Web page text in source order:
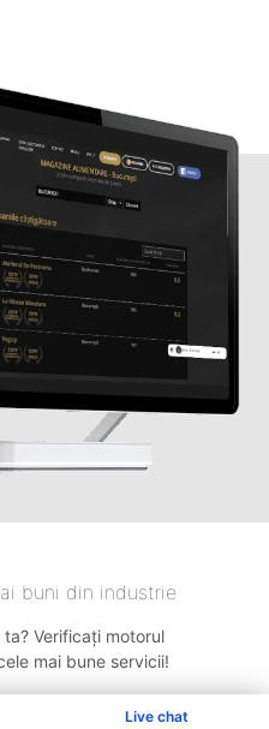
Live chat
buni din industrie
Verificați motorul
mai bune servicii!